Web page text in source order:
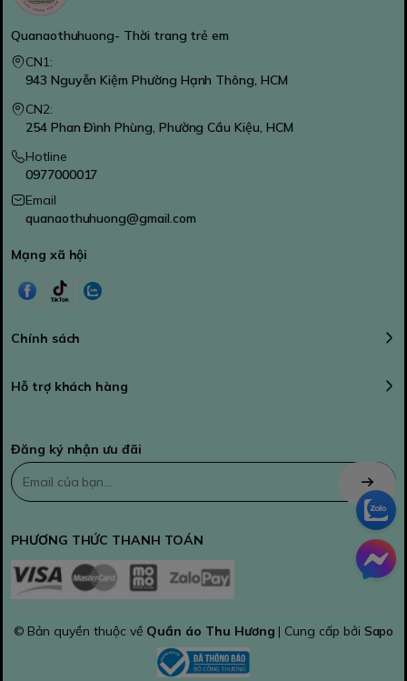
Quanaothuhuong- Thời trang trẻ em
CN1:
943 Nguyễn Kiệm Phường Hạnh Thông, HCM
CN2:
254 Phan Đình Phùng, Phường Cầu Kiệu, HCM
Hotline
0977000017
Email
quanaothuhuong@gmail.com
Mạng xã hội
Chính sách
Hỗ trợ khách hàng
Đăng ký nhận ưu đãi
PHƯƠNG THỨC THANH TOÁN
© Bản quyền thuộc về Quần áo Thu Hương | Cung cấp bởi Sapo